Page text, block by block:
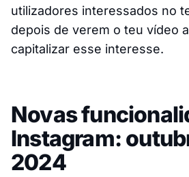
utilizadores interessados no
depois de verem o teu vídeo
capitalizar esse interesse.
Novas
Instagram:
2024